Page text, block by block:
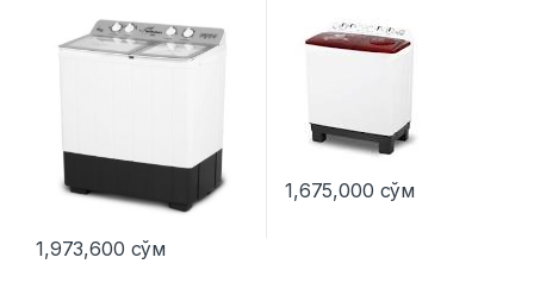
1,973,600 сўм
1,675,000 сўм